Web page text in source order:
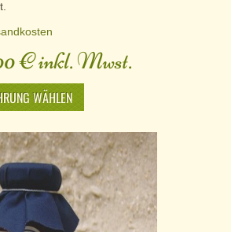
€inkl. Mwst.
WÄHLEN